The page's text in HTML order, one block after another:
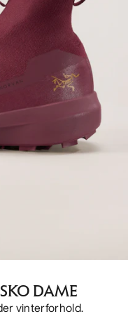
DAME
vinterforhold.